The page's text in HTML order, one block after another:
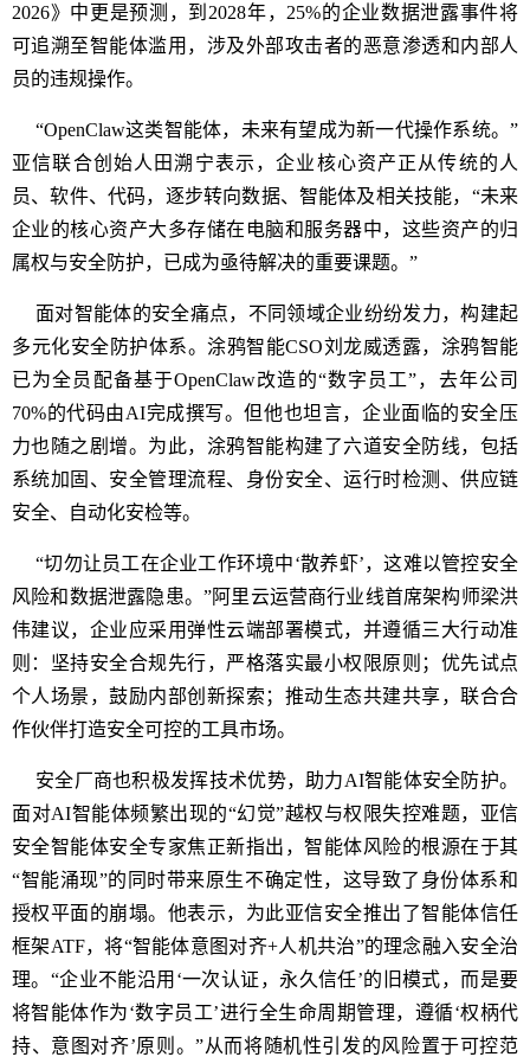
2026》中更是预测，到2028年，25%的企业数据泄露事件将
可追溯至智能体滥用，涉及外部攻击者的恶意渗透和内部人
员的违规操作。
“OpenClaw这类智能体，未来有望成为新一代操作系统。”
亚信联合创始人田溯宁表示，企业核心资产正从传统的人
员、软件、代码，逐步转向数据、智能体及相关技能，“未来
企业的核心资产大多存储在电脑和服务器中，这些资产的归
属权与安全防护，已成为亟待解决的重要课题。”
面对智能体的安全痛点，不同领域企业纷纷发力，构建起
多元化安全防护体系。涂鸦智能CSO刘龙威透露，涂鸦智能
已为全员配备基于OpenClaw改造的“数字员工”，去年公司
70%的代码由AI完成撰写。但他也坦言，企业面临的安全压
力也随之剧增。为此，涂鸦智能构建了六道安全防线，包括
系统加固、安全管理流程、身份安全、运行时检测、供应链
安全、自动化安检等。
“切勿让员工在企业工作环境中‘散养虾’，这难以管控安全
风险和数据泄露隐患。”阿里云运营商行业线首席架构师梁洪
伟建议，企业应采用弹性云端部署模式，并遵循三大行动准
则：坚持安全合规先行，严格落实最小权限原则；优先试点
个人场景，鼓励内部创新探索；推动生态共建共享，联合合
作伙伴打造安全可控的工具市场。
安全厂商也积极发挥技术优势，助力AI智能体安全防护。
面对AI智能体频繁出现的“幻觉”越权与权限失控难题，亚信
安全智能体安全专家焦正新指出，智能体风险的根源在于其
“智能涌现”的同时带来原生不确定性，这导致了身份体系和
授权平面的崩塌。他表示，为此亚信安全推出了智能体信任
框架ATF，将“智能体意图对齐+人机共治”的理念融入安全治
理。“企业不能沿用‘一次认证，永久信任’的旧模式，而是要
将智能体作为‘数字员工’进行全生命周期管理，遵循‘权柄代
持、意图对齐’原则。”从而将随机性引发的风险置于可控范